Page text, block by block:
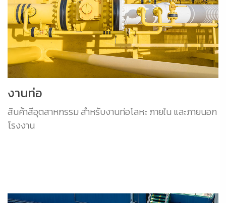
งานท่อ
สินค้าสีอุตสาหกรรม สำหรับงานท่อโลหะ ภายใน และภายนอก
โรงงาน